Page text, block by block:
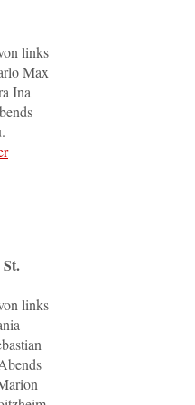
links
Max
Ina
links